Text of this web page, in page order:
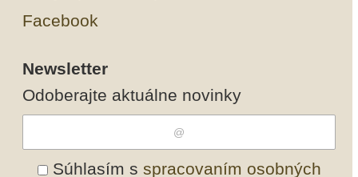
Facebook
Newsletter
Odoberajte aktuálne novinky
Súhlasím s spracovaním osobných